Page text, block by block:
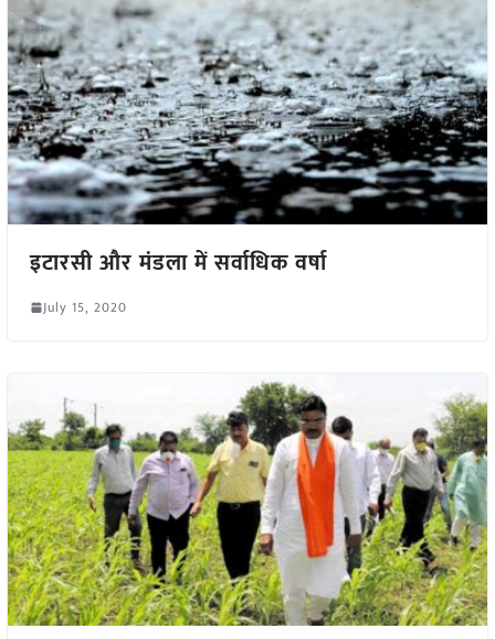
इटारसी और मंडला में सर्वाधिक वर्षा
July 15, 2020